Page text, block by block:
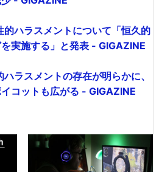
ハラスメントについて「恒久的
実施する」と発表 - GIGAZINE
ラスメントの存在が明らかに、
コットも広がる - GIGAZINE